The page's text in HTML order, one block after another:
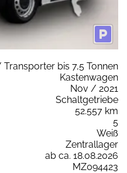
Transporter bis 7,5 Tonnen
Kastenwagen
Nov / 2021
Schaltgetriebe
52.557 km
5
Weiß
Zentrallager
ab ca. 18.08.2026
MZ094423